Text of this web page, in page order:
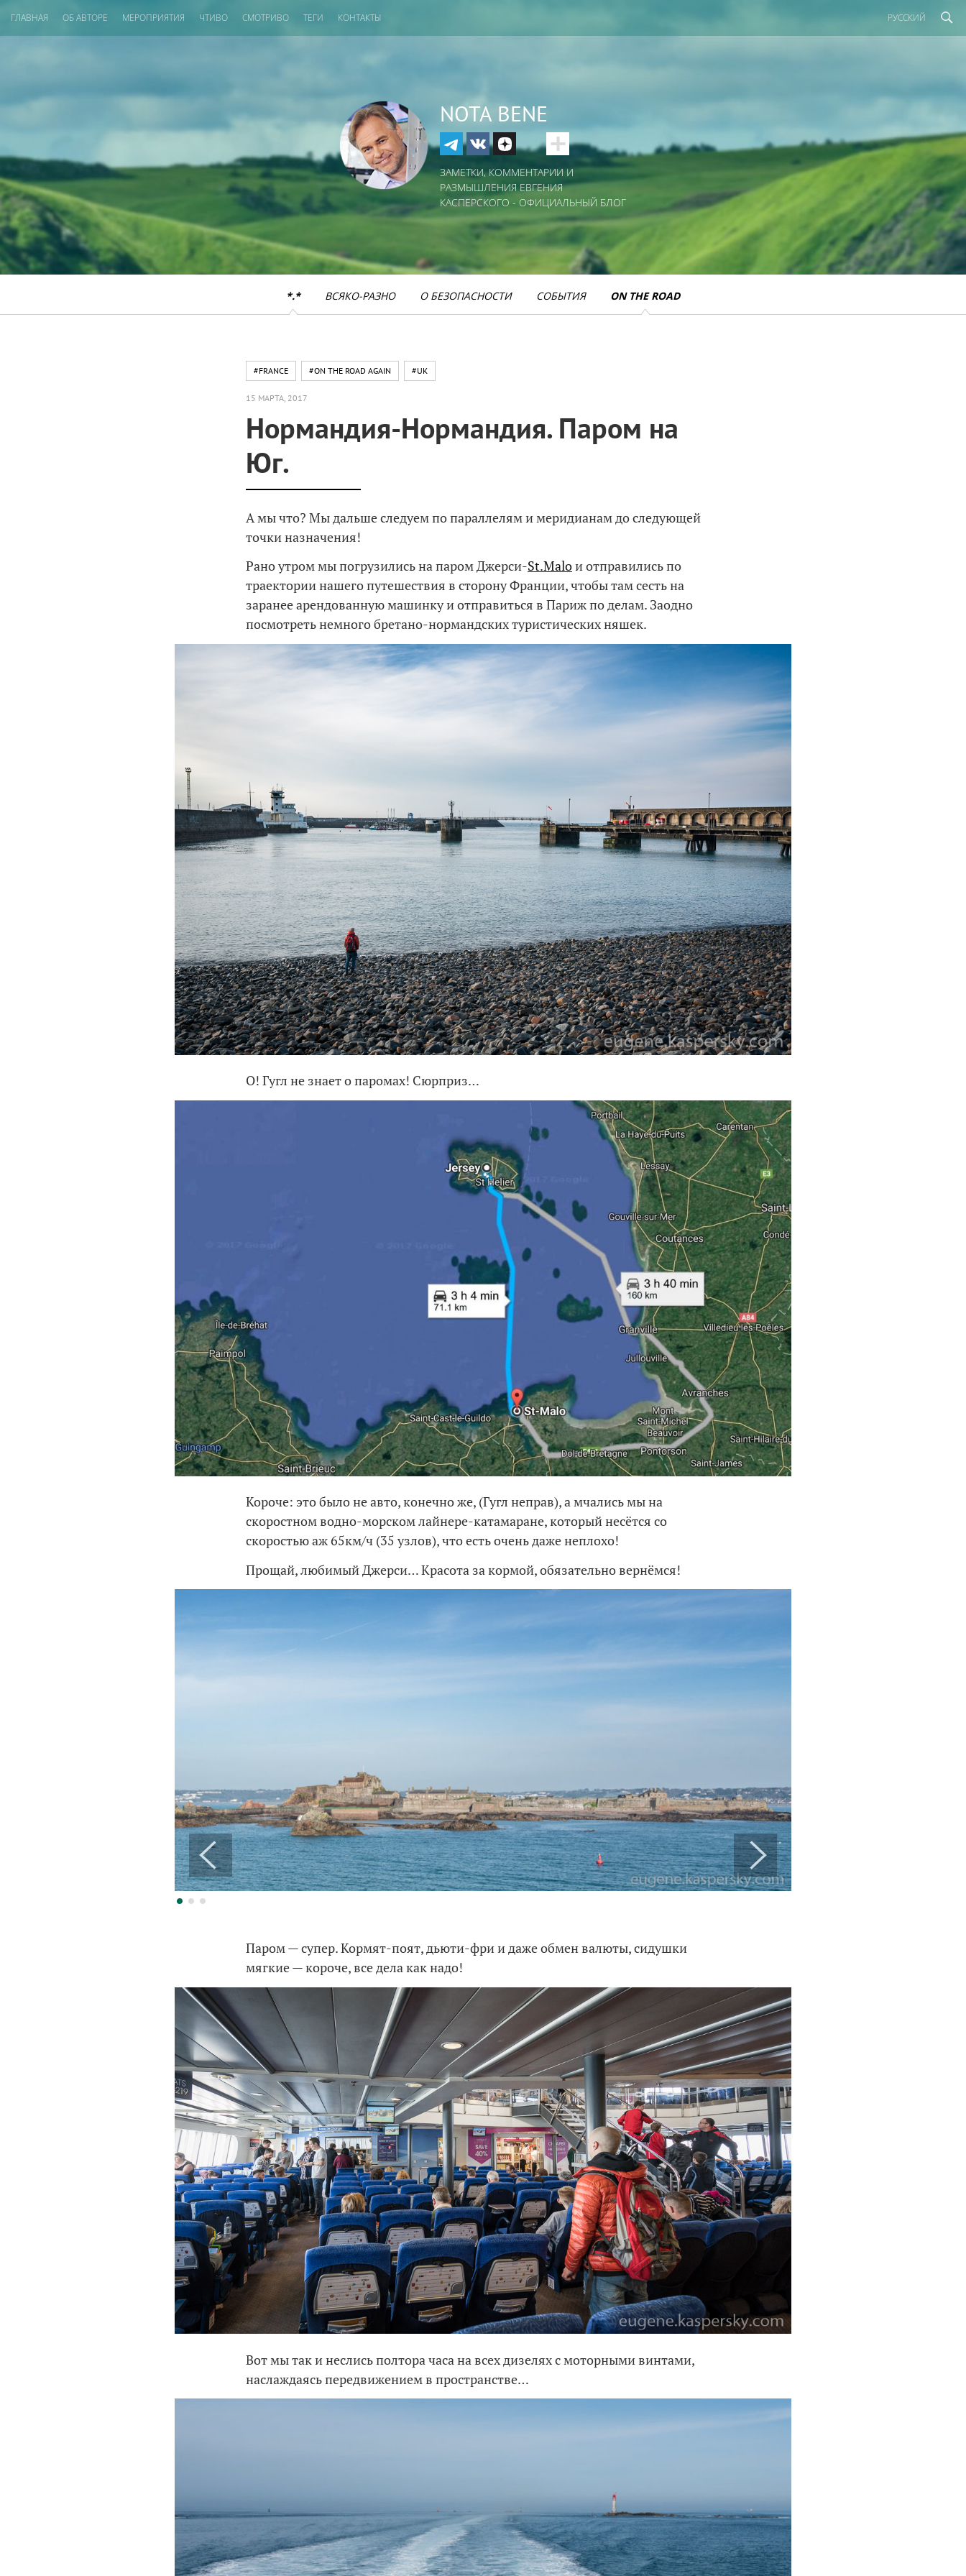
ГЛАВНАЯ ОБ АВТОРЕ МЕРОПРИЯТИЯ ЧТИВО СМОТРИВО ТЕГИ КОНТАКТЫ РУССКИЙ
NOTA BENE
ЗАМЕТКИ, КОММЕНТАРИИ И
РАЗМЫШЛЕНИЯ ЕВГЕНИЯ
КАСПЕРСКОГО - ОФИЦИАЛЬНЫЙ БЛОГ
*.* ВСЯКО-РАЗНО О БЕЗОПАСНОСТИ СОБЫТИЯ ON THE ROAD
#FRANCE #ON THE ROAD AGAIN #UK
15 МАРТА, 2017
Нормандия-Нормандия. Паром на
Юг.
А мы что? Мы дальше следуем по параллелям и меридианам до следующей
точки назначения!
Рано утром мы погрузились на паром Джерси-St.Maloи отправились по
траектории нашего путешествия в сторону Франции, чтобы там сесть на
заранее арендованную машинку и отправиться в Париж по делам. Заодно
посмотреть немного бретано-нормандских туристических няшек.
О! Гугл не знает о паромах! Сюрприз…
Короче: это было не авто, конечно же, (Гугл неправ), а мчались мы на
скоростном водно-морском лайнере-катамаране, который несётся со
скоростью аж 65км/ч (35 узлов), что есть очень даже неплохо!
Прощай, любимый Джерси… Красота за кормой, обязательно вернёмся!
Паром — супер. Кормят-поят, дьюти-фри и даже обмен валюты, сидушки
мягкие — короче, все дела как надо!
Вот мы так и неслись полтора часа на всех дизелях с моторными винтами,
наслаждаясь передвижением в пространстве…